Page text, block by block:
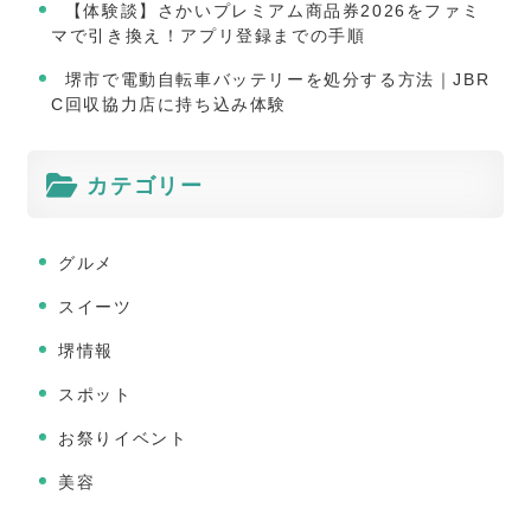
【体験談】さかいプレミアム商品券2026をファミ
マで引き換え！アプリ登録までの手順
堺市で電動自転車バッテリーを処分する方法｜JBR
C回収協力店に持ち込み体験
カテゴリー
グルメ
スイーツ
堺情報
スポット
お祭りイベント
美容